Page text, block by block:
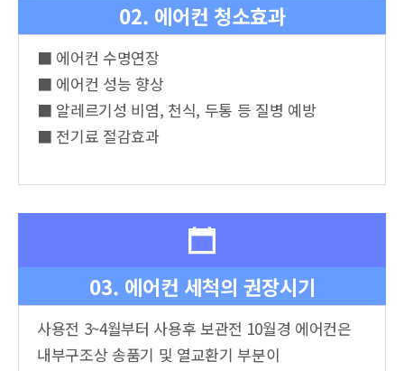
02. 에어컨 청소효과
■ 에어컨 수명연장
■ 에어컨 성능 향상
■ 알레르기성 비염, 천식, 두통 등 질병 예방
■ 전기료 절감효과
03. 에어컨 세척의 권장시기
사용전 3~4월부터 사용후 보관전 10월경 에어컨은
내부구조상 송품기 및 열교환기 부분이